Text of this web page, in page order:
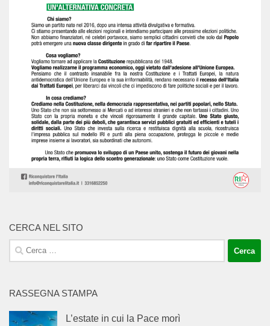
CERCA NEL SITO
Ricerca
per:
RASSEGNA STAMPA
L’estate in cui la Pace morì